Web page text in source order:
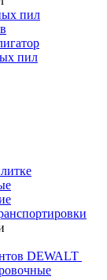
пил
пил
DEWALT